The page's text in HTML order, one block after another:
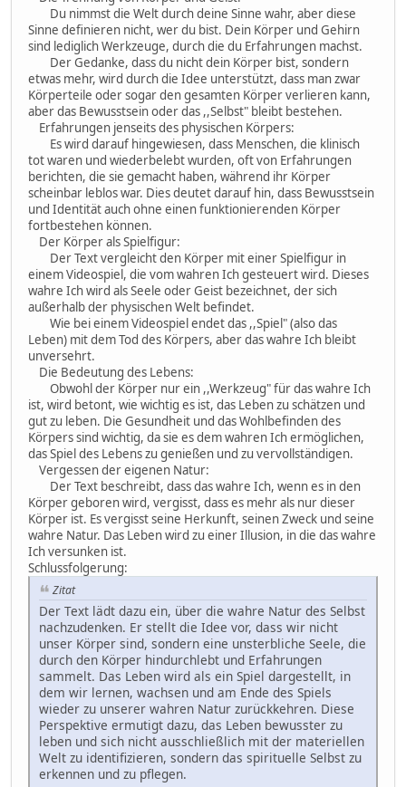
Du nimmst die Welt durch deine Sinne wahr, aber diese
Sinne definieren nicht, wer du bist. Dein Körper und Gehirn
sind lediglich Werkzeuge, durch die du Erfahrungen machst.
Der Gedanke, dass du nicht dein Körper bist, sondern
etwas mehr, wird durch die Idee unterstützt, dass man zwar
Körperteile oder sogar den gesamten Körper verlieren kann,
aber das Bewusstsein oder das ,,Selbst" bleibt bestehen.
Erfahrungen jenseits des physischen Körpers:
Es wird darauf hingewiesen, dass Menschen, die klinisch
tot waren und wiederbelebt wurden, oft von Erfahrungen
berichten, die sie gemacht haben, während ihr Körper
scheinbar leblos war. Dies deutet darauf hin, dass Bewusstsein
und Identität auch ohne einen funktionierenden Körper
fortbestehen können.
Der Körper als Spielfigur:
Der Text vergleicht den Körper mit einer Spielfigur in
einem Videospiel, die vom wahren Ich gesteuert wird. Dieses
wahre Ich wird als Seele oder Geist bezeichnet, der sich
außerhalb der physischen Welt befindet.
Wie bei einem Videospiel endet das ,,Spiel" (also das
Leben) mit dem Tod des Körpers, aber das wahre Ich bleibt
unversehrt.
Die Bedeutung des Lebens:
Obwohl der Körper nur ein ,,Werkzeug" für das wahre Ich
ist, wird betont, wie wichtig es ist, das Leben zu schätzen und
gut zu leben. Die Gesundheit und das Wohlbefinden des
Körpers sind wichtig, da sie es dem wahren Ich ermöglichen,
das Spiel des Lebens zu genießen und zu vervollständigen.
Vergessen der eigenen Natur:
Der Text beschreibt, dass das wahre Ich, wenn es in den
Körper geboren wird, vergisst, dass es mehr als nur dieser
Körper ist. Es vergisst seine Herkunft, seinen Zweck und seine
wahre Natur. Das Leben wird zu einer Illusion, in die das wahre
Ich versunken ist.
Schlussfolgerung:
Zitat
Der Text lädt dazu ein, über die wahre Natur des Selbst
nachzudenken. Er stellt die Idee vor, dass wir nicht
unser Körper sind, sondern eine unsterbliche Seele, die
durch den Körper hindurchlebt und Erfahrungen
sammelt. Das Leben wird als ein Spiel dargestellt, in
dem wir lernen, wachsen und am Ende des Spiels
wieder zu unserer wahren Natur zurückkehren. Diese
Perspektive ermutigt dazu, das Leben bewusster zu
leben und sich nicht ausschließlich mit der materiellen
Welt zu identifizieren, sondern das spirituelle Selbst zu
erkennen und zu pflegen.